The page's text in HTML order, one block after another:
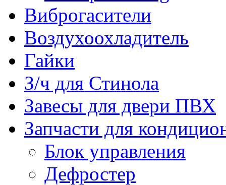
Виброгасители
Воздухоохладитель
Гайки
З/ч для Стинола
Завесы для двери ПВХ
Запчасти для
Блок управления
Дефростер